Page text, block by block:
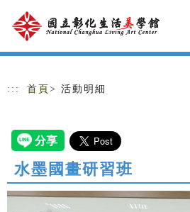
跳到主要內容
網站導覽
::: 首頁 > 活動明細
水墨國畫研習班